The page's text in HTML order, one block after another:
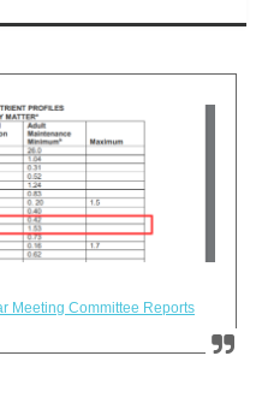
Meeting Committee Reports